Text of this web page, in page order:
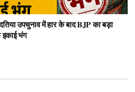
उपचुनाव में हार के बाद BJP का बड़ा
भंग